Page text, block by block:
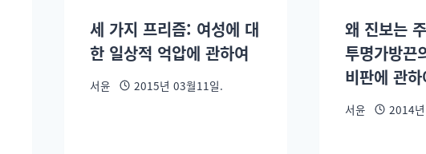
세 가지 프리즘: 여성에 대
한 일상적 억압에 관하여
서윤 2015년 03월11일.
왜 진보는
투명가방끈
비판에 관하
서윤 2014